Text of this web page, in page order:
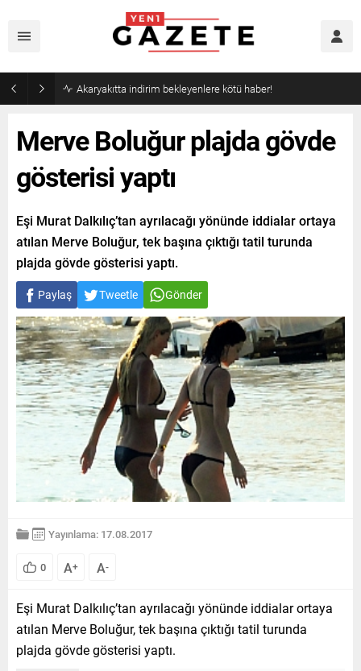
Akaryakıtta indirim bekleyenlere kötü haber!
Merve Boluğur plajda gövde
gösterisi yaptı
Eşi Murat Dalkılıç’tan ayrılacağı yönünde iddialar ortaya
atılan Merve Boluğur, tek başına çıktığı tatil turunda
plajda gövde gösterisi yaptı.
Paylaş Tweetle Gönder
Yayınlama: 17.08.2017
0 A+ A-
Eşi Murat Dalkılıç’tan ayrılacağı yönünde iddialar ortaya
atılan Merve Boluğur, tek başına çıktığı tatil turunda
plajda gövde gösterisi yaptı.